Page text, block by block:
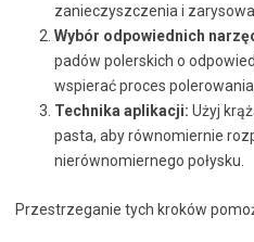
zanieczyszczenia i
Wybór odpowiednich
padów polerskich o
wspierać proces polerowania.
Technika aplikacji: Użyj
pasta, aby równomiernie
nierównomiernego połysku.
Przestrzeganie tych kroków